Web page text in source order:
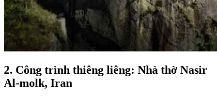
2. Công trình thiêng liêng: Nhà thờ Nasir
Al-molk, Iran